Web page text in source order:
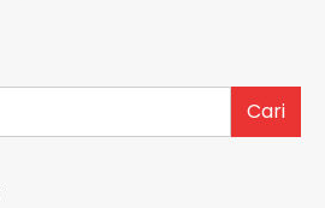
Cari